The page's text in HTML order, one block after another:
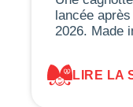
lancée
2026. Made
LIRE LA